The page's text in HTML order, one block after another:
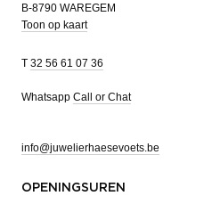
B-8790 WAREGEM
Toon op kaart
T 32 56 61 07 36
Whatsapp Call or Chat
info@juwelierhaesevoets.be
OPENINGSUREN